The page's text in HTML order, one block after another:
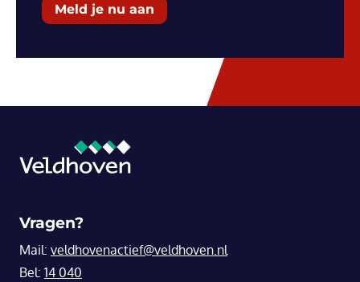
Meld je nu aan
Vragen?
Mail: veldhovenactief@veldhoven.nl
Bel: 14 040